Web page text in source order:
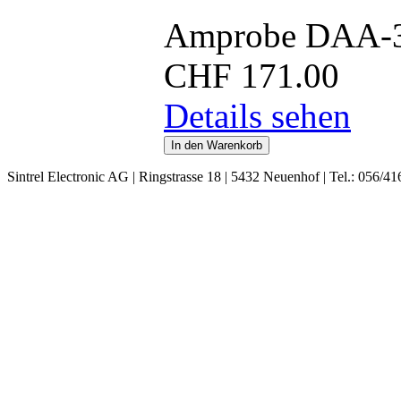
Amprobe DAA-
CHF 171.00
Details sehen
Sintrel Electronic AG | Ringstrasse 18 | 5432 Neuenhof | Tel.: 056/